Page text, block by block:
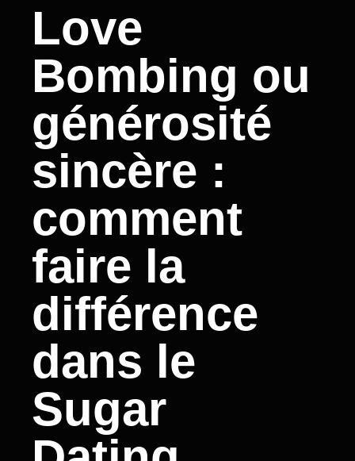
Love
Bombing ou
générosité
sincère :
comment
faire la
différence
dans le
Sugar